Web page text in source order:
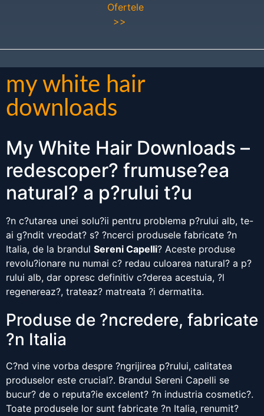
Ofertele
>>
my white hair
downloads
My White Hair Downloads –
redescoper? frumuse?ea
natural? a p?rului t?u
?n c?utarea unei solu?ii pentru problema p?rului alb, te-
ai g?ndit vreodat? s? ?ncerci produsele fabricate ?n
Italia, de la brandul Sereni Capelli? Aceste produse
revolu?ionare nu numai c? redau culoarea natural? a p?
rului alb, dar opresc definitiv c?derea acestuia, ?l
regenereaz?, trateaz? matreata ?i dermatita.
Produse de ?ncredere, fabricate
?n Italia
C?nd vine vorba despre ?ngrijirea p?rului, calitatea
produselor este crucial?. Brandul Sereni Capelli se
bucur? de o reputa?ie excelent? ?n industria cosmetic?.
Toate produsele lor sunt fabricate ?n Italia, renumit?